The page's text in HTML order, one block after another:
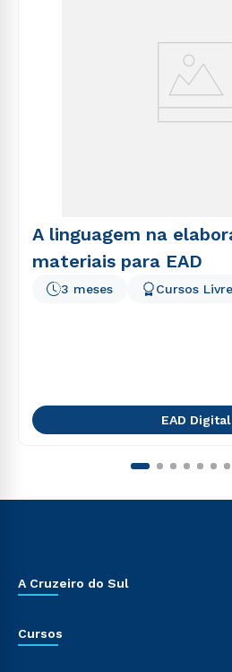
A linguagem na
materiais para EAD
3 meses Cursos
EAD Digital
A Cruzeiro do Sul
Cursos